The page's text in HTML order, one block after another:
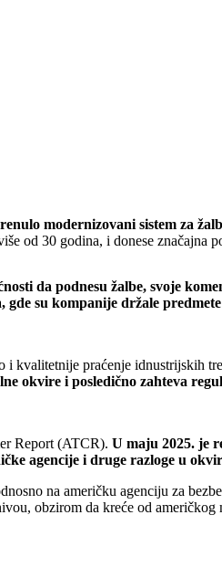
modernizovani sistem za
od 30 godina, i donese značajna
da podnesu žalbe, svoje
su kompanije držale
kvalitetnije praćenje idnustrijskih
okvire i posledično zahteva
Report (ATCR). U maju 2025. je
agencije i druge razloge u
na američku agenciju za
obzirom da kreće od